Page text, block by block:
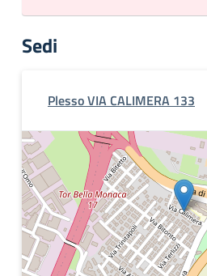
Sedi
Plesso VIA CALIMERA 133